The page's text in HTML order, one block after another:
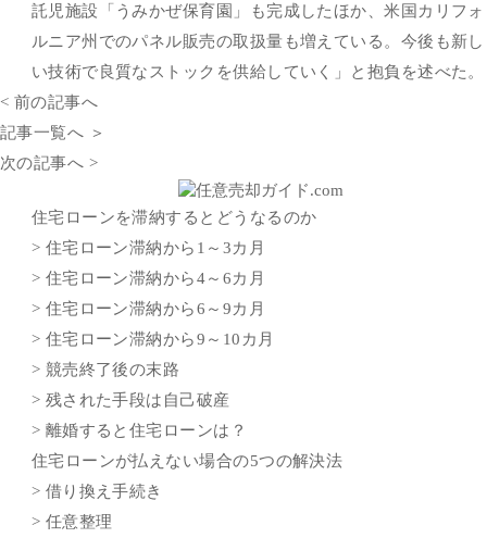
託児施設「うみかぜ保育園」も完成したほか、米国カリフォ
ルニア州でのパネル販売の取扱量も増えている。今後も新し
い技術で良質なストックを供給していく」と抱負を述べた。
< 前の記事へ
記事一覧へ ＞
次の記事へ >
住宅ローンを滞納するとどうなるのか
> 住宅ローン滞納から1～3カ月
> 住宅ローン滞納から4～6カ月
> 住宅ローン滞納から6～9カ月
> 住宅ローン滞納から9～10カ月
> 競売終了後の末路
> 残された手段は自己破産
> 離婚すると住宅ローンは？
住宅ローンが払えない場合の5つの解決法
> 借り換え手続き
> 任意整理